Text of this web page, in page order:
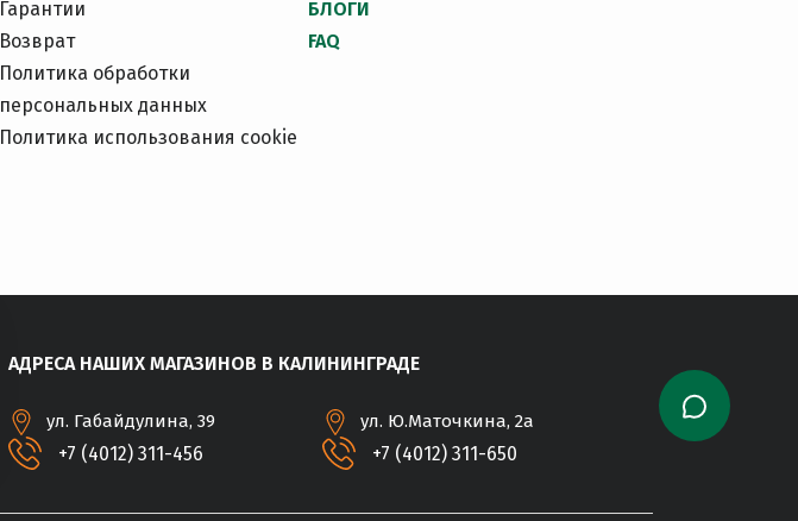
Гарантии
Возврат
Политика обработки
персональных данных
Политика использования cookie
БЛОГИ
FAQ
АДРЕСА НАШИХ МАГАЗИНОВ В КАЛИНИНГРАДЕ
ул. Габайдулина, 39
+7 (4012) 311-456
ул. Ю.Маточкина, 2а
+7 (4012) 311-650